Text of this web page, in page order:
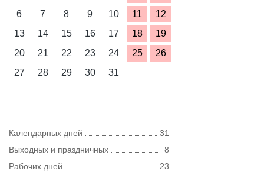
6
7 8 9 10 11
12
13
14 15 16 17 18
19
20
21 22 23 24 25
26
27
28 29 30 31
Календарных дней
31
Выходных и праздничных
8
Рабочих дней
23